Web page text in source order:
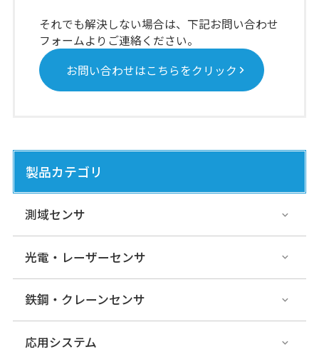
それでも解決しない場合は、下記お問い合わせ
フォームよりご連絡ください。
お問い合わせはこちらをクリック
製品カテゴリ
測域センサ
光電・レーザーセンサ
鉄鋼・クレーンセンサ
応用システム